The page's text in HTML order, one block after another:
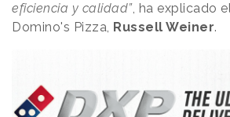
eficiencia y calidad”, ha explicado
Domino's Pizza, Russell Weiner.